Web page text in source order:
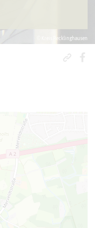
© Kreis Recklinghausen